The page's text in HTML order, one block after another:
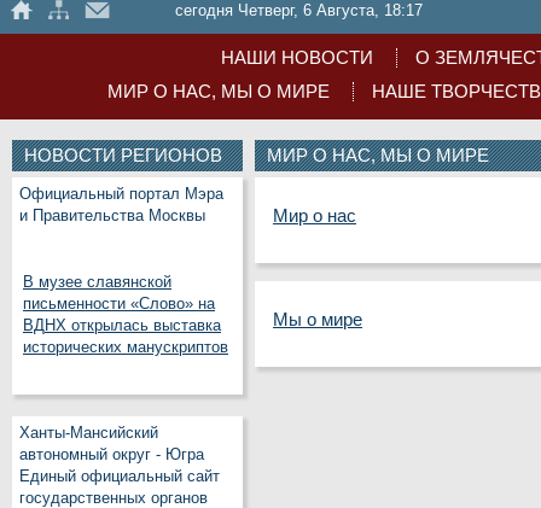
сегодня Четверг, 6 Августа, 18:17
НАШИ НОВОСТИ
О
МИР О НАС, МЫ О МИРЕ
НАШЕ
НОВОСТИ РЕГИОНОВ
Официальный портал Мэра
и Правительства Москвы
В музее славянской
письменности «Слово» на
ВДНХ открылась выставка
исторических манускриптов
Ханты-Мансийский
автономный округ - Югра
Единый официальный сайт
государственных органов
МИР О НАС, МЫ О МИРЕ
Мир о нас
Мы о мире